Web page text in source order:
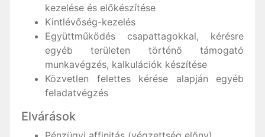
kezelése és előkészítése
Kintlévőség-kezelés
Együttműködés csapattagokkal, kérésre
egyéb területen történő támogató
munkavégzés, kalkulációk készítése
Közvetlen felettes kérése alapján egyéb
feladatvégzés
Elvárások